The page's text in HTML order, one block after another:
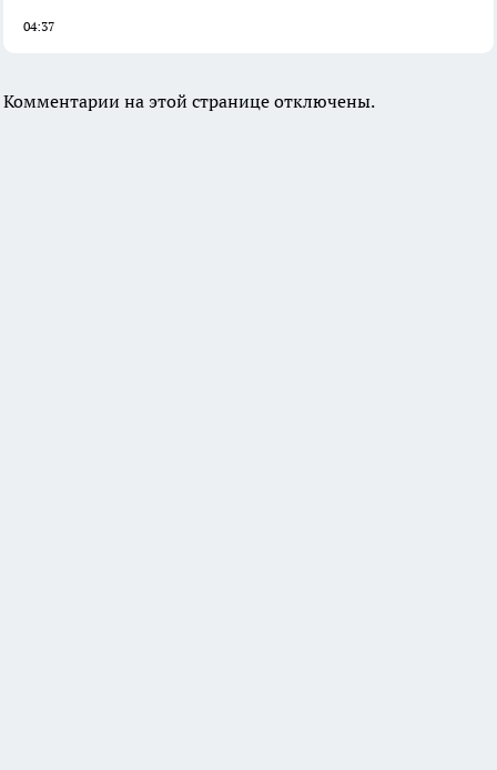
04:37
Комментарии на этой странице отключены.